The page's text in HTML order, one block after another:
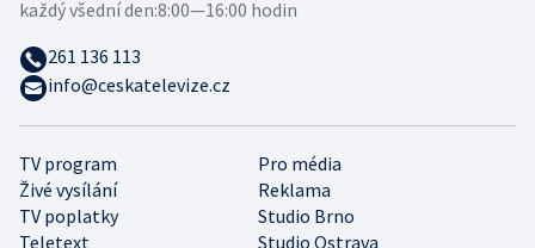
TV program
Pro média
Živé vysílání
Reklama
TV poplatky
Studio Brno
Teletext
Studio Ostrava
každý všední den:8:00—16:00 hodin
261 136 113
info@ceskatelevize.cz